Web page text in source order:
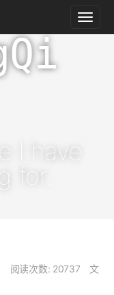
I have
for.
阅读次数: 20737
文